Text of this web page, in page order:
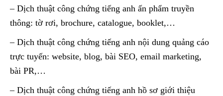
– Dịch thuật công chứng tiếng anh ấn phẩm truyền
thông: tờ rơi, brochure, catalogue, booklet,…
– Dịch thuật công chứng tiếng anh nội dung quảng cáo
trực tuyến: website, blog, bài SEO, email marketing,
bài PR,…
– Dịch thuật công chứng tiếng anh hồ sơ giới thiệu